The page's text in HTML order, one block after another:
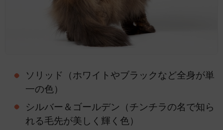
ソリッド（ホワイトやブラックなど全身が単
一の色）
シルバー＆ゴールデン（チンチラの名で知ら
れる毛先が美しく輝く色）